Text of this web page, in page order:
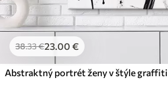
38.33€23.00 €
Abstraktný portrét ženy v štýle graffiti